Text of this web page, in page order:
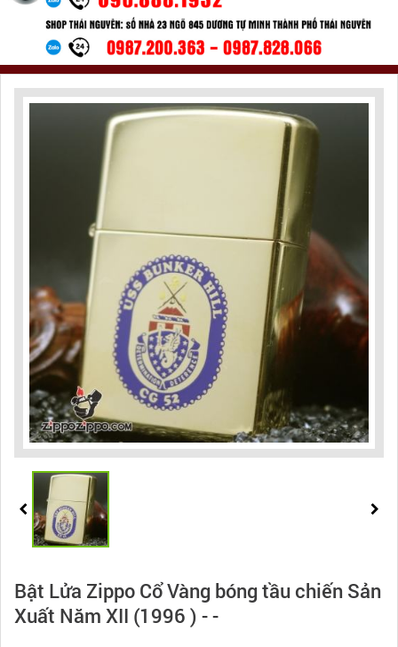
Bật Lửa Zippo Cổ Vàng bóng tầu chiến Sản
Xuất Năm XII (1996 ) - -